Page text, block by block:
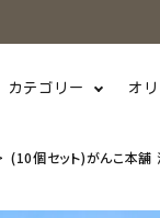
カテゴリー オ
(10個セット)がんこ本